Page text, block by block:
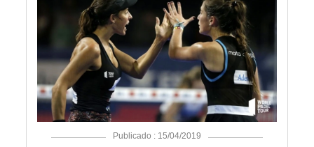
Publicado : 15/04/2019